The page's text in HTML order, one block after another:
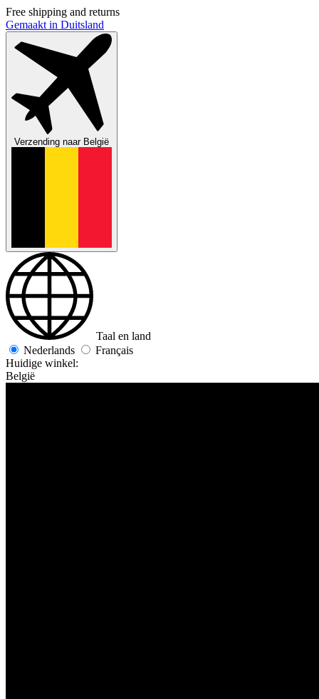
Free shipping and returns
Gemaakt in Duitsland
Verzending naarBelgië
Taal en land
Nederlands
Français
Huidige winkel:
België